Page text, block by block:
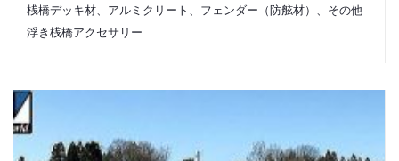
桟橋デッキ材、アルミクリート、フェンダー（防舷材）、その他
浮き桟橋アクセサリー